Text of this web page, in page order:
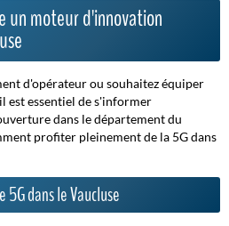
un moteur d'innovation
d'opérateur ou souhaitez équiper
est essentiel de s'informer
dans le département du
profiter pleinement de la 5G dans
dans le Vaucluse